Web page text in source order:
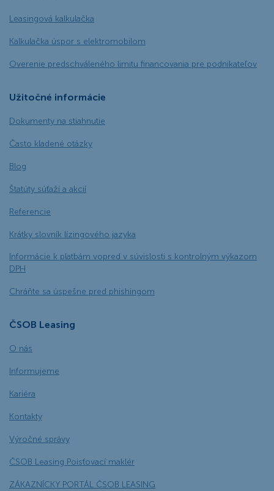
Leasingová kalkulačka
Kalkulačka úspor s elektromobilom
Overenie predschváleného limitu financovania pre podnikateľov
Užitočné informácie
Dokumenty na stiahnutie
Často kladené otázky
Blog
Štatúty súťaží a akcií
Referencie
Krátky slovník lízingového jazyka
Informácie k platbám vopred v súvislosti s kontrolným výkazom
DPH
Chráňte sa úspešne pred phishingom
ČSOB Leasing
O nás
Informujeme
Kariéra
Kontakty
Výročné správy
ČSOB Leasing Poisťovací maklér
ZÁKAZNÍCKY PORTÁL ČSOB LEASING